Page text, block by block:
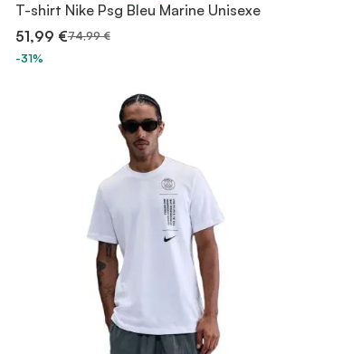
T-shirt Nike Psg Bleu Marine Unisexe
51,99 €74,99 €
-31%